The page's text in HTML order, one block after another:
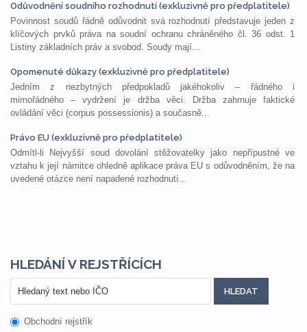
Odůvodnění soudního rozhodnutí (exkluzivně pro předplatitele)
Povinnost soudů řádně odůvodnit svá rozhodnutí představuje jeden z
klíčových prvků práva na soudní ochranu chráněného čl. 36 odst. 1
Listiny základních práv a svobod. Soudy mají...
Opomenuté důkazy (exkluzivně pro předplatitele)
Jedním z nezbytných předpokladů jakéhokoliv – řádného i
mimořádného – vydržení je držba věci. Držba zahrnuje faktické
ovládání věci (corpus possessionis) a současně...
Právo EU (exkluzivně pro předplatitele)
Odmítl-li Nejvyšší soud dovolání stěžovatelky jako nepřípustné ve
vztahu k její námitce ohledně aplikace práva EU s odůvodněním, že na
uvedené otázce není napadené rozhodnutí...
HLEDÁNÍ V REJSTŘÍCÍCH
Obchodní rejstřík